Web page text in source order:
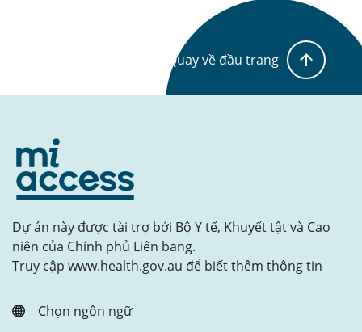
Quay về đầu trang
Dự án này được tài trợ bởi Bộ Y tế, Khuyết tật và Cao
niên của Chính phủ Liên bang.
Truy cập www.health.gov.au để biết thêm thông tin
Chọn ngôn ngữ